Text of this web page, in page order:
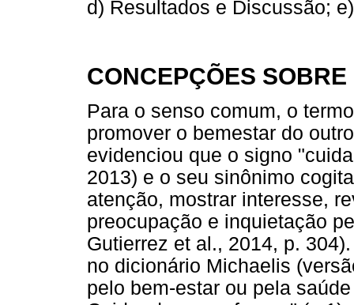
d) Resultados e Discussão;
CONCEPÇÕES
Para o senso comum, o
promover o bemestar do
evidenciou que o signo
2013) e o seu sinônimo
atenção, mostrar interesse,
preocupação e inquietação
Gutierrez et al., 2014, p.
no dicionário Michaelis
pelo bem-estar ou pela